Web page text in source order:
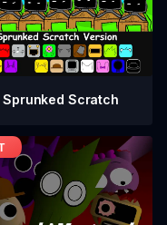
Sprunked Scratch